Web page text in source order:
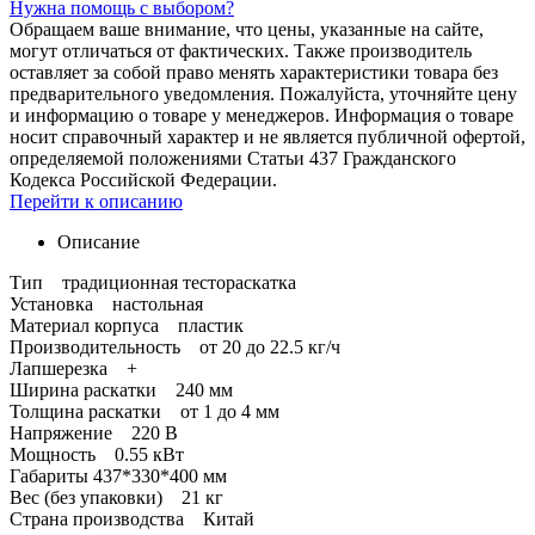
Нужна помощь с выбором?
Обращаем ваше внимание, что цены, указанные на сайте,
могут отличаться от фактических. Также производитель
оставляет за собой право менять характеристики товара без
предварительного уведомления. Пожалуйста, уточняйте цену
и информацию о товаре у менеджеров. Информация о товаре
носит справочный характер и не является публичной офертой,
определяемой положениями Статьи 437 Гражданского
Кодекса Российской Федерации.
Перейти к описанию
Описание
Тип традиционная тестораскатка
Установка настольная
Материал корпуса пластик
Производительность от 20 до 22.5 кг/ч
Лапшерезка +
Ширина раскатки 240 мм
Толщина раскатки от 1 до 4 мм
Напряжение 220 В
Мощность 0.55 кВт
Габариты 437*330*400 мм
Вес (без упаковки) 21 кг
Страна производства Китай